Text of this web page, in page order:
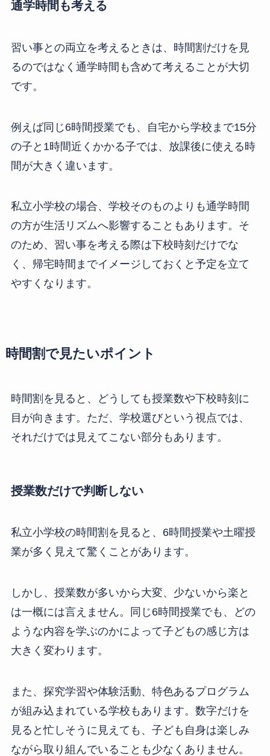
通学時間も考える
習い事との両立を考えるときは、時間割だけを見
るのではなく通学時間も含めて考えることが大切
です。
例えば同じ6時間授業でも、自宅から学校まで15分
の子と1時間近くかかる子では、放課後に使える時
間が大きく違います。
私立小学校の場合、学校そのものよりも通学時間
の方が生活リズムへ影響することもあります。そ
のため、習い事を考える際は下校時刻だけでな
く、帰宅時間までイメージしておくと予定を立て
やすくなります。
時間割で見たいポイント
時間割を見ると、どうしても授業数や下校時刻に
目が向きます。ただ、学校選びという視点では、
それだけでは見えてこない部分もあります。
授業数だけで判断しない
私立小学校の時間割を見ると、6時間授業や土曜授
業が多く見えて驚くことがあります。
しかし、授業数が多いから大変、少ないから楽と
は一概には言えません。同じ6時間授業でも、どの
ような内容を学ぶのかによって子どもの感じ方は
大きく変わります。
また、探究学習や体験活動、特色あるプログラム
が組み込まれている学校もあります。数字だけを
見ると忙しそうに見えても、子ども自身は楽しみ
ながら取り組んでいることも少なくありません。